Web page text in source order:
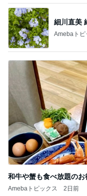
若乃花 朝
Amebaトピ
何ヶ月ぶ
Amebaトピ
美奈代
Amebaトピ
我慢せず
Amebaトピ